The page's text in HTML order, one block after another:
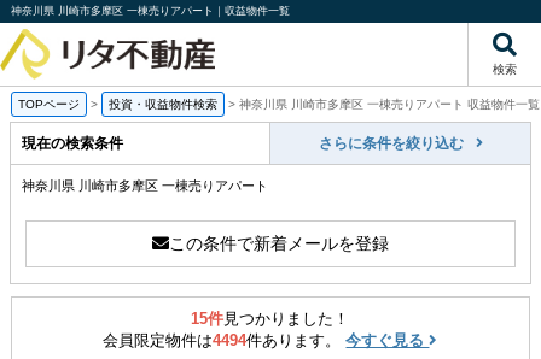
神奈川県 川崎市多摩区 一棟売りアパート｜収益物件一覧
検索
TOPページ > 投資・収益物件検索 > 神奈川県 川崎市多摩区 一棟売りアパート 収益物件一覧
現在の検索条件 さらに条件を絞り込む
神奈川県 川崎市多摩区 一棟売りアパート
この条件で新着メールを登録
15件見つかりました！
会員限定物件は4494件あります。今すぐ見る